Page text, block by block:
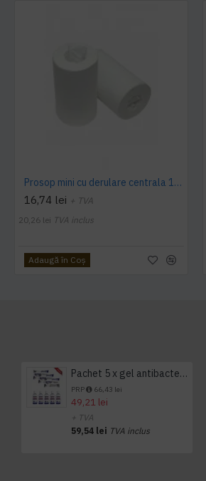
Prosop mini cu derulare centrala 1 pliu, 120 m Tork
16,74 lei + TVA
20,26 lei TVA inclus
Adaugă în Coş
Pachet 5 x gel antibacterian 50ml si 3 x Servetele antibacteriene 48 buc Hygienium
PRP 66,43 lei
49,21 lei
+ TVA
59,54 lei TVA inclus